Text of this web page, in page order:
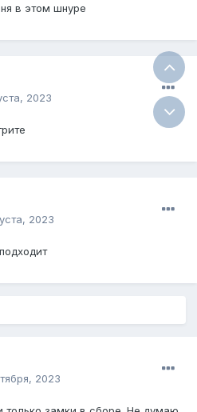
в этом шнуре
2023
2023
2023